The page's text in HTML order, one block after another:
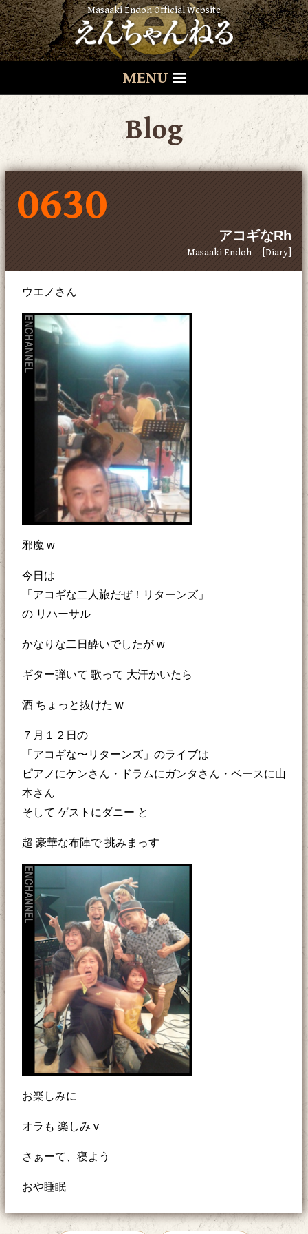
Masaaki Endoh Official Website
MENU
Blog
0630
アコギなRh
Masaaki Endoh [Diary]
ウエノさん
邪魔 w
今日は
「アコギな二人旅だぜ！リターンズ」
の リハーサル
かなりな二日酔いでしたが w
ギター弾いて 歌って 大汗かいたら
酒 ちょっと抜けた w
７月１２日の
「アコギな〜リターンズ」のライブは
ピアノにケンさん・ドラムにガンタさん・ベースに山
本さん
そして ゲストにダニー と
超 豪華な布陣で 挑みまっす
お楽しみに
オラも 楽しみ v
さぁーて、寝よう
おや睡眠